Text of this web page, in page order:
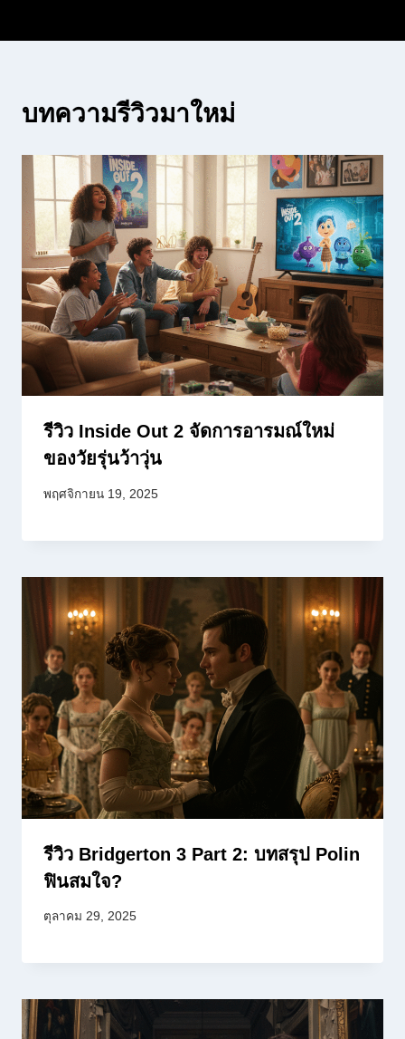
บทความรีวิวมาใหม่
รีวิว Inside Out 2 จัดการอารมณ์ใหม่
ของวัยรุ่นว้าวุ่น
พฤศจิกายน 19, 2025
รีวิว Bridgerton 3 Part 2: บทสรุป Polin
ฟินสมใจ?
ตุลาคม 29, 2025